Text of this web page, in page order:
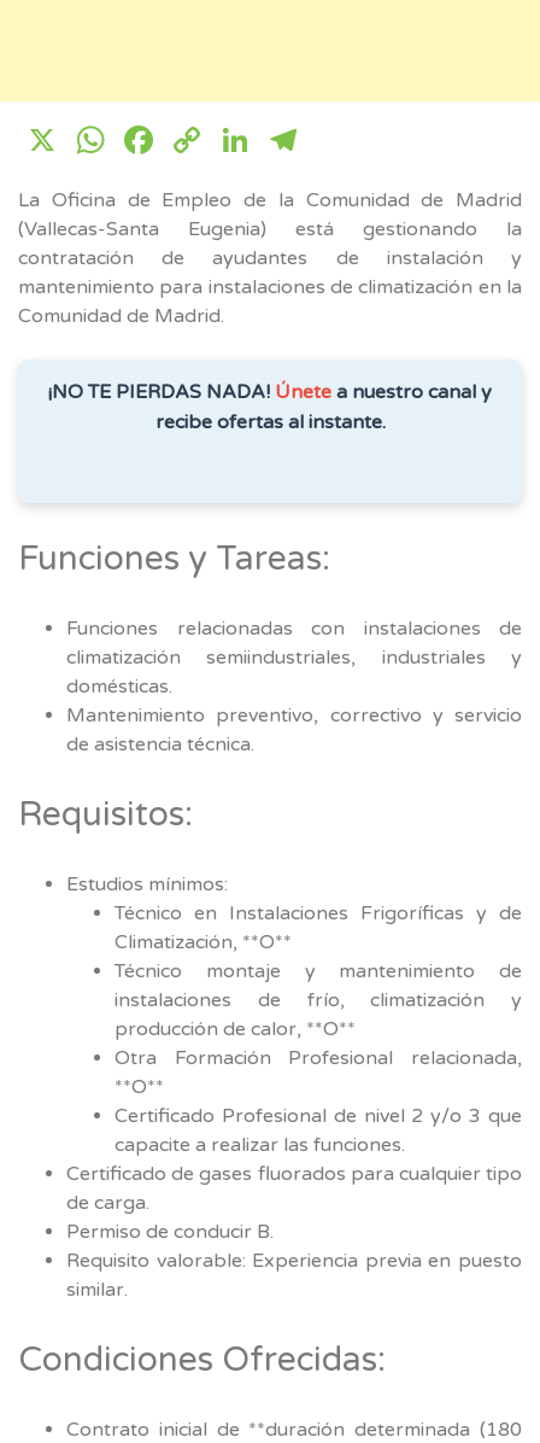
X WhatsApp
Facebook
CopyLinkedIn
La Oficina de Empleo de la Comunidad de Madrid
(Vallecas-Santa Eugenia) está gestionando la
contratación de ayudantes de instalación y
mantenimiento para instalaciones de climatización en la
Comunidad de Madrid.
¡NO TE PIERDAS NADA! Únete a nuestro canal y
recibe ofertas al instante.
Funciones y Tareas:
Funciones relacionadas con instalaciones de
climatización semiindustriales, industriales y
domésticas.
Mantenimiento preventivo, correctivo y servicio
de asistencia técnica.
Requisitos:
Estudios mínimos:
Técnico en Instalaciones Frigoríficas y de
Climatización, **O**
Técnico montaje y mantenimiento de
instalaciones de frío, climatización y
producción de calor, **O**
Otra Formación Profesional relacionada,
**O**
Certificado Profesional de nivel 2 y/o 3 que
capacite a realizar las funciones.
Certificado de gases fluorados para cualquier tipo
de carga.
Permiso de conducir B.
Requisito valorable: Experiencia previa en puesto
similar.
Condiciones Ofrecidas:
Contrato inicial de **duración determinada (180